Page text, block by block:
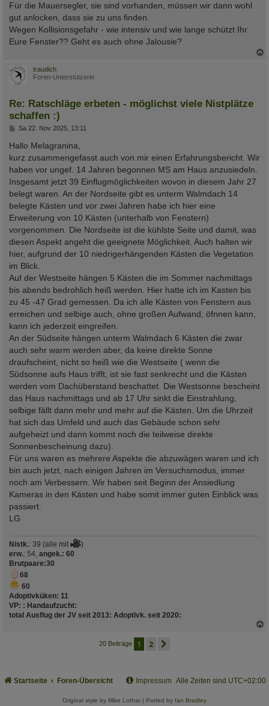
Für die Mauersegler, sie sind vorhanden, müssen wir dann wohl
gut anlocken, dass sie zu uns finden.
Wegen Kollisionsgefahr - wie intensiv und wie lange schützt Ihr
Eure Fenster?? Geht es auch ohne Jalousie?
traudich
Foren-Unterstützerin
Re: Ratschläge erbeten - möglichst viele Nistplätze
schaffen :)
B
i
t
r
a
g
Sa 22. Nov 2025, 13:11
Hallo Melagranina,
kurz zusammengefasst auch von mir einen Erfahrungsbericht. Wir
haben vor ungef. 14 Jahren begonnen MS am Haus anzusiedeln.
Insgesamt jetzt 39 Einflugmöglichkeiten wovon in diesem Jahr 27
belegt waren. An der Nordseite gibt es unterm Walmdach 14
belegte Kästen und vor zwei Jahren habe ich hier eine
Erweiterung von 10 Kästen (unterhalb von Fenstern)
vorgenommen. Die Nordseite ist die kühlste Seite und damit, was
diesen Aspekt angeht die geeignete Möglichkeit. Auch halten wir
hier, aufgrund der 10 niedrigerhängenden Kästen die Vegetation
im Blick.
Auf der Westseite hängen 5 Kästen die im Sommer nachmittags
bis abends bedrohlich heiß werden. Hier hatte ich im Kasten bis
zu 45 -47 Grad gemessen. Da ich alle Kästen von Fenstern aus
erreichen und selbige auch, ohne großen Aufwand, öfnnen kann,
kann ich jederzeit eingreifen.
An der Südseite hängen unterm Walmdach 6 Kästen die zwar
auch sehr warm werden aber, da keine direkte Sonne
draufscheint, nicht so heiß wie die Westseite ( wenn die
Südsonne aufs Haus trifft, ist sie fast senkrecht und die Kästen
werden vom Dachüberstand beschattet. Die Westsonne bescheint
das Haus nachmittags und ab 17 Uhr sinkt die Einstrahlung,
selbige fällt dann mehr und mehr auf die Kästen. Um die Uhrzeit
hat sich das Umfeld und auch das Gebäude schon sehr
aufgeheizt und dann kommt noch die teilweise direkte
Sonnenbescheinung dazu).
Für uns waren es mehrere Aspekte die abzuwägen waren und ich
bin auch jetzt, nach einigen Jahren im Versuchsmodus, immer
noch am Verbessern. Wir haben seit Beginn der Ansiedlung
Kameras in den Kästen und habe somit immer guten Einblick was
passiert.
LG
Nistk.: 39 (alle mit
)
erw.: 54, angek.: 60
Brutpaare:30
68
60
Adoptivküken: 11
VP: : Handaufzucht:
total Ausflug der JV seit 2013: Adoptivk. seit 2020:
n
20 Beiträge 1 2
Startseite Foren-Übersicht Alle Zeiten sind UTC+02:00
Impressum
Original style by Mike Lothar | Ported by Ian Bradley